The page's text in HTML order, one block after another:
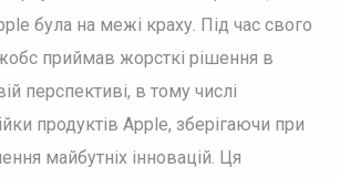
була на межі краху. Під час свого
приймав жорсткі рішення в
перспективі, в тому числі
продуктів Apple, зберігаючи при
майбутніх інновацій. Ця